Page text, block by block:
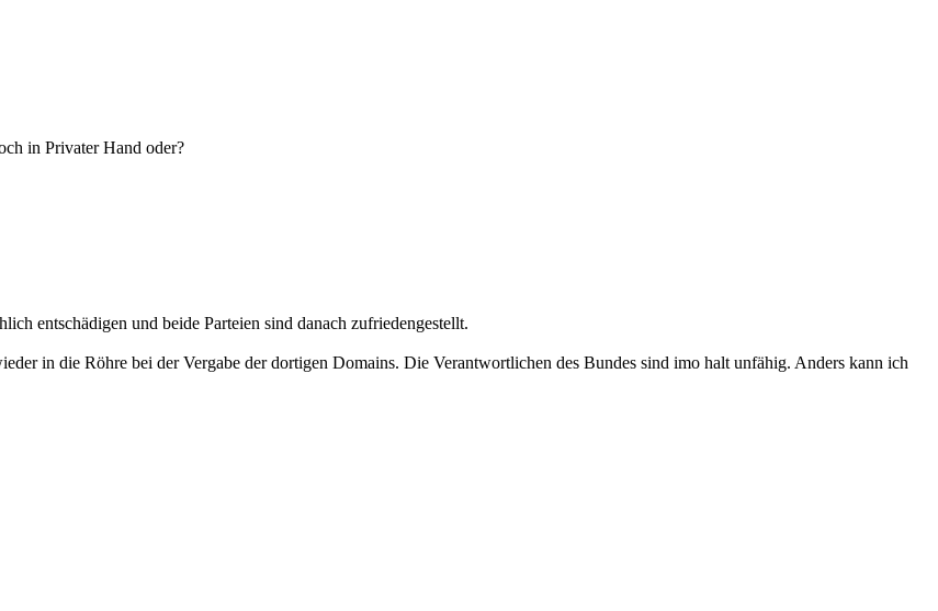
in Privater Hand oder?
entschädigen und beide Parteien sind danach zufriedengestellt.
in die Röhre bei der Vergabe der dortigen Domains. Die Verantwortlichen des Bundes sind imo halt unfähig. Anders kann ich